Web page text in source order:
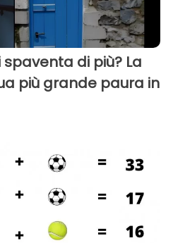
di più? La
più grande paura in